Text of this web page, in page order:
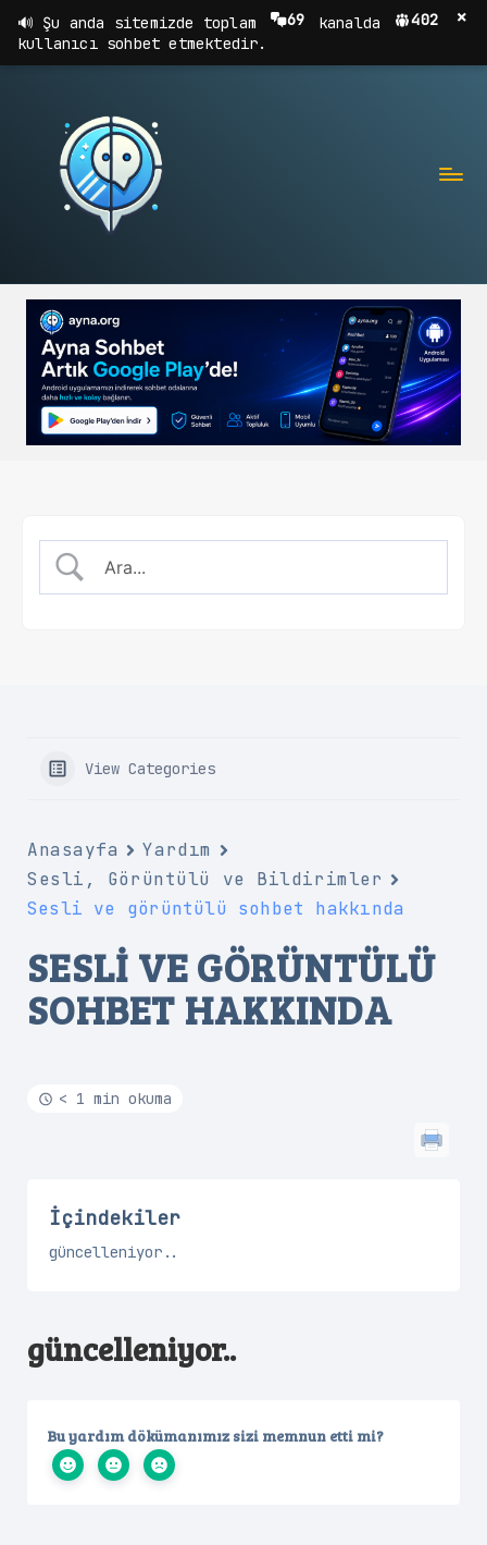
Şu anda sitemizde toplam 69 kanalda
402
kullanıcı sohbet etmektedir.
×
A
Y
N
A
Chat,
Sohbet
Odaları
View Categories
Anasayfa
Yardım
Sesli, Görüntülü ve Bildirimler
Sesli ve görüntülü sohbet hakkında
SESLI VE GÖRÜNTÜLÜ
SOHBET HAKKINDA
< 1 min okuma
İçindekiler
güncelleniyor..
güncelleniyor..
Bu yardım dökümanımız sizi memnun etti mi?